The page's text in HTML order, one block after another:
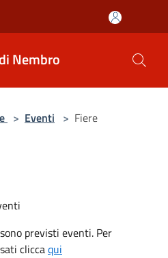
Nembro
> Eventi > Fiere
previsti eventi. Per
cliccaqui